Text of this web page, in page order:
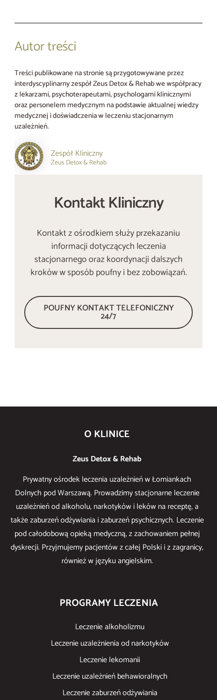
Autor treści
Treści publikowane na stronie są przygotowywane przez
interdyscyplinarny zespół Zeus Detox & Rehab we współpracy
z lekarzami, psychoterapeutami, psychologami klinicznymi
oraz personelem medycznym na podstawie aktualnej wiedzy
medycznej i doświadczenia w leczeniu stacjonarnym
uzależnień.
Zespół Kliniczny
Zeus Detox & Rehab
Kontakt Kliniczny
Kontakt z ośrodkiem służy przekazaniu
informacji dotyczących leczenia
stacjonarnego oraz koordynacji dalszych
kroków w sposób poufny i bez zobowiązań.
POUFNY KONTAKT TELEFONICZNY
24/7
O KLINICE
Zeus Detox & Rehab
Prywatny ośrodek leczenia uzależnień w Łomiankach
Dolnych pod Warszawą. Prowadzimy stacjonarne leczenie
uzależnień od alkoholu, narkotyków i leków na receptę, a
także zaburzeń odżywiania i zaburzeń psychicznych. Leczenie
pod całodobową opieką medyczną, z zachowaniem pełnej
dyskrecji. Przyjmujemy pacjentów z całej Polski i z zagranicy,
również w języku angielskim.
PROGRAMY LECZENIA
Leczenie alkoholizmu
Leczenie uzależnienia od narkotyków
Leczenie lekomanii
Leczenie uzależnień behawioralnych
Leczenie zaburzeń odżywiania